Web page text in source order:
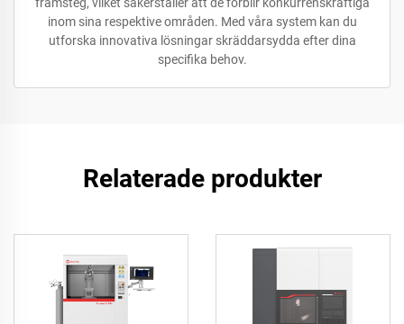
framsteg, vilket säkerställer att de förblir konkurrenskraftiga
inom sina respektive områden. Med våra system kan du
utforska innovativa lösningar skräddarsydda efter dina
specifika behov.
Relaterade produkter